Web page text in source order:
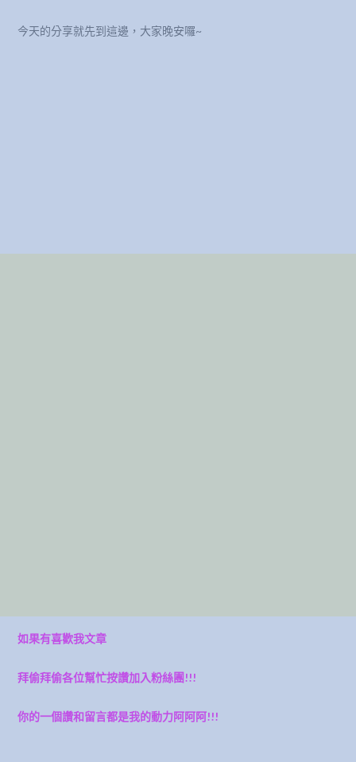
今天的分享就先到這邊，大家晚安囉~
如果有喜歡我文章
拜偷拜偷各位幫忙按讚加入粉絲團!!!
你的一個讚和留言都是我的動力阿阿阿!!!